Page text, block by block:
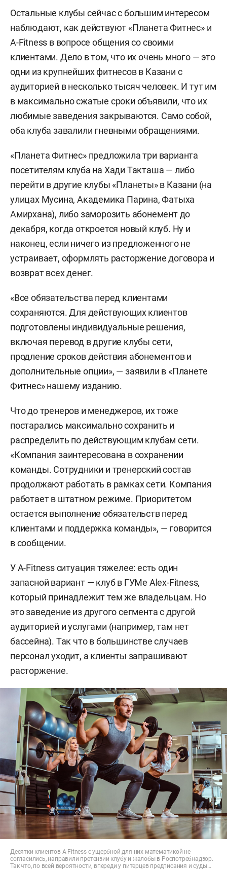
Остальные клубы сейчас с большим интересом
наблюдают, как действуют «Планета Фитнес» и
A-Fitness в вопросе общения со своими
клиентами. Дело в том, что их очень много — это
одни из крупнейших фитнесов в Казани с
аудиторией в несколько тысяч человек. И тут им
в максимально сжатые сроки объявили, что их
любимые заведения закрываются. Само собой,
оба клуба завалили гневными обращениями.
«Планета Фитнес» предложила три варианта
посетителям клуба на Хади Такташа — либо
перейти в другие клубы «Планеты» в Казани (на
улицах Мусина, Академика Парина, Фатыха
Амирхана), либо заморозить абонемент до
декабря, когда откроется новый клуб. Ну и
наконец, если ничего из предложенного не
устраивает, оформлять расторжение договора и
возврат всех денег.
«Все обязательства перед клиентами
сохраняются. Для действующих клиентов
подготовлены индивидуальные решения,
включая перевод в другие клубы сети,
продление сроков действия абонементов и
дополнительные опции», — заявили в «Планете
Фитнес» нашему изданию.
Что до тренеров и менеджеров, их тоже
постарались максимально сохранить и
распределить по действующим клубам сети.
«Компания заинтересована в сохранении
команды. Сотрудники и тренерский состав
продолжают работать в рамках сети. Компания
работает в штатном режиме. Приоритетом
остается выполнение обязательств перед
клиентами и поддержка команды», — говорится
в сообщении.
У A-Fitness ситуация тяжелее: есть один
запасной вариант — клуб в ГУМе Alex-Fitness,
который принадлежит тем же владельцам. Но
это заведение из другого сегмента с другой
аудиторией и услугами (например, там нет
бассейна). Так что в большинстве случаев
персонал уходит, а клиенты запрашивают
расторжение.
Десятки клиентов A-Fitness c ущербной для них математикой не
согласились, направили претензии клубу и жалобы в Роспотребнадзор.
Так что, по всей вероятности, впереди у питерцев предписания и суды…